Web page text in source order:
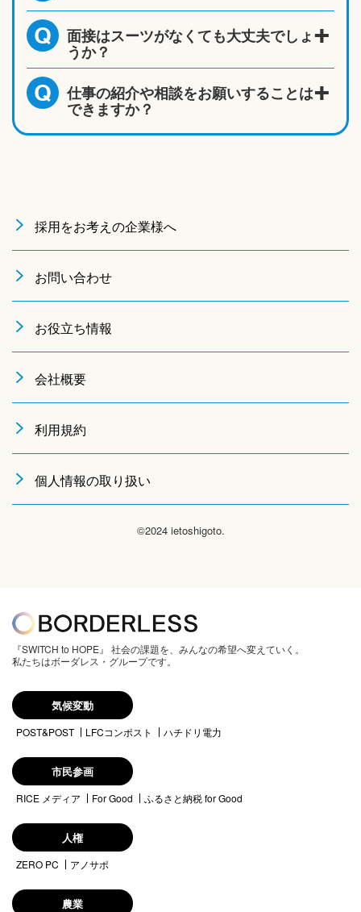
Q 面接はスーツがなくても大丈夫でしょ
うか？
Q 仕事の紹介や相談をお願いすることは
できますか？
採用をお考えの企業様へ
お問い合わせ
お役立ち情報
会社概要
利用規約
個人情報の取り扱い
©2024 ietoshigoto.
『SWITCH to HOPE』 社会の課題を、みんなの希望へ変えていく。
私たちはボーダレス・グループです。
気候変動
POST&POST LFCコンポスト ハチドリ電力
市民参画
RICE メディア For Good ふるさと納税 for Good
人権
ZERO PC アノサポ
農業